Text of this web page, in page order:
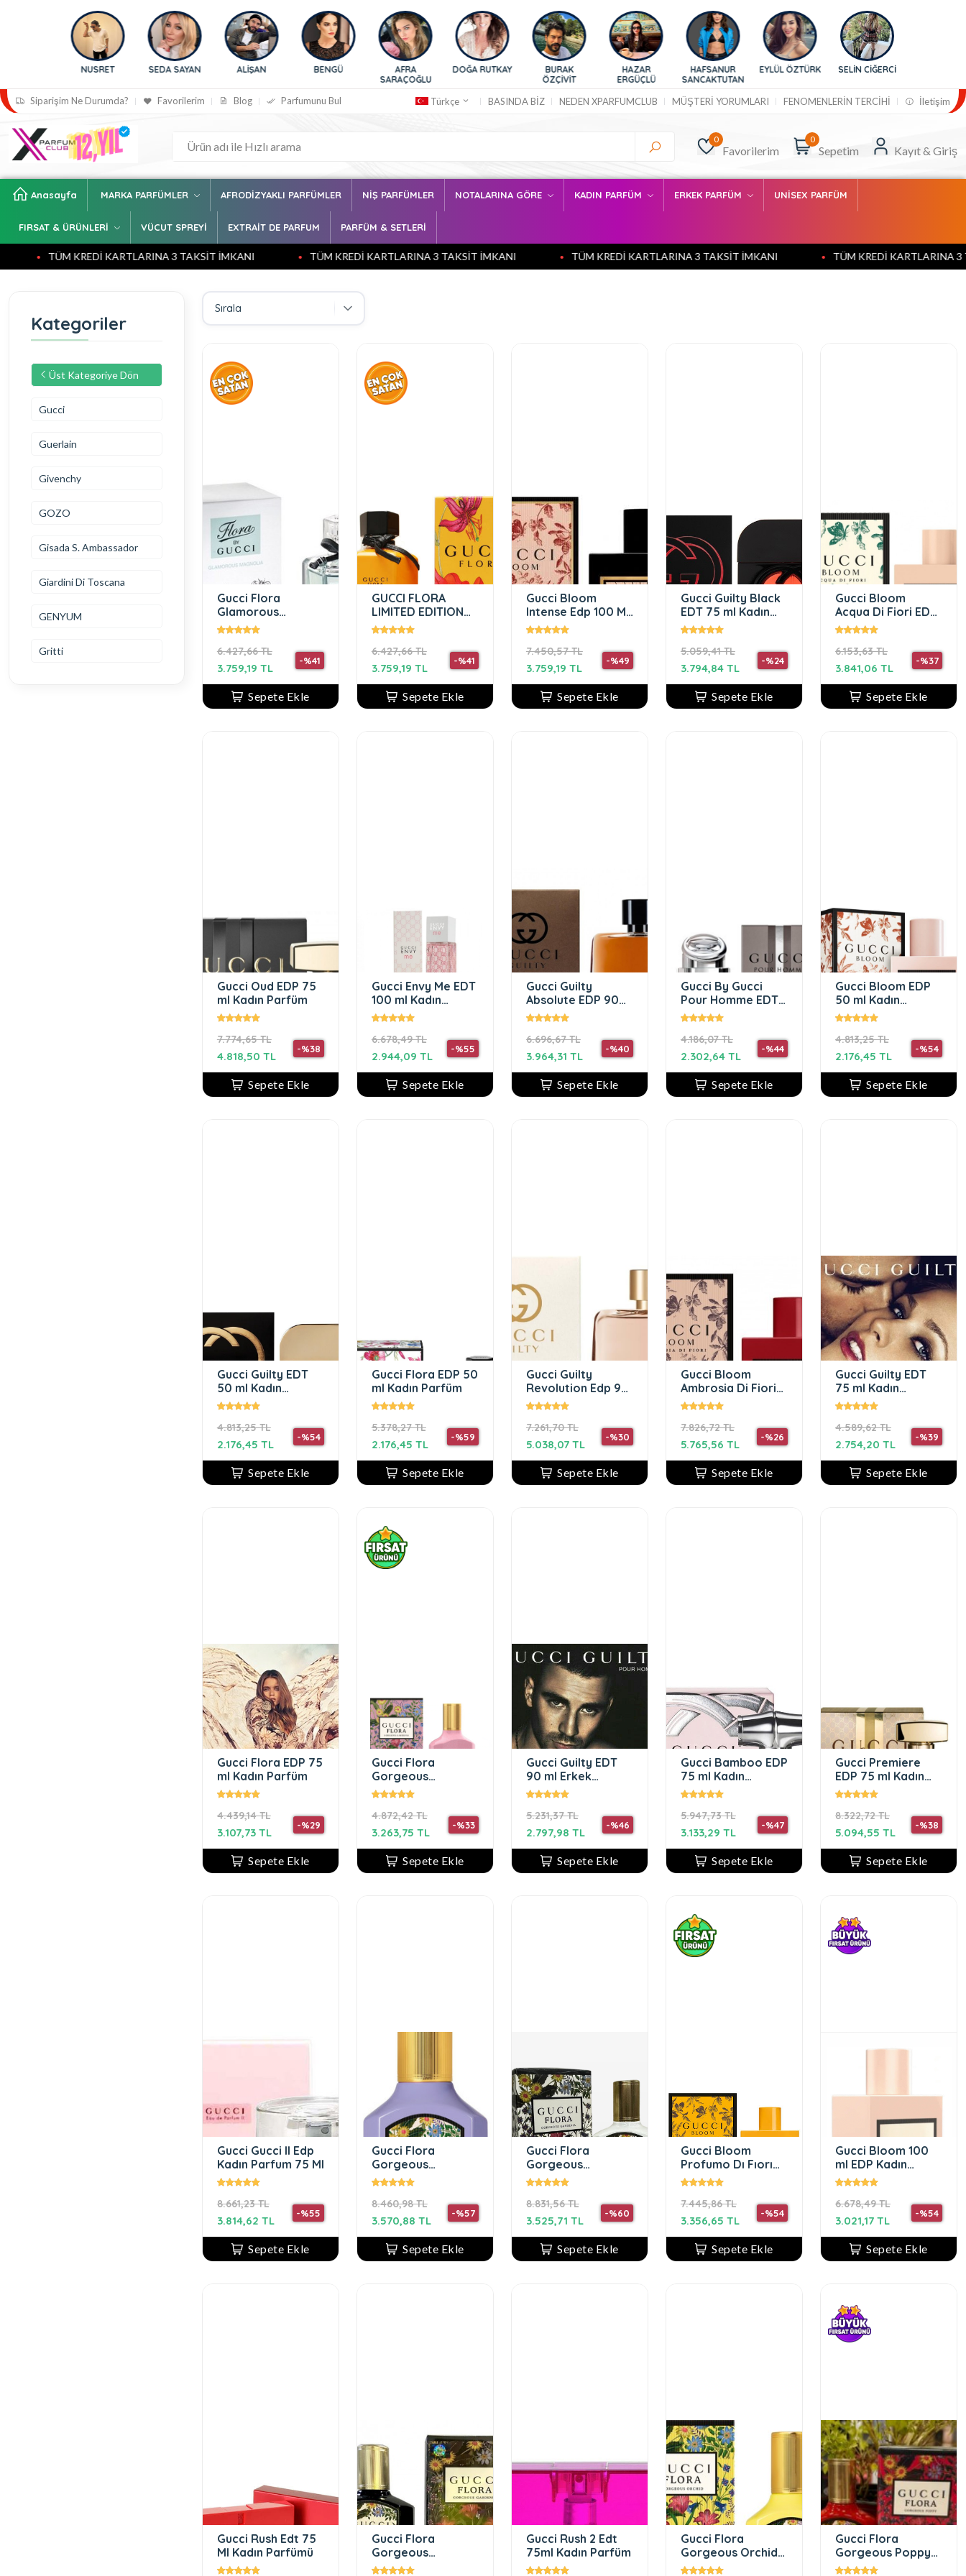
SEDA SAYAN ALİŞAN BENGÜ
SARAÇOĞLU
DOĞA RUTKAY
BURAK
HAZAR
ERGÜÇLÜ
HAFSANUR
SANCAKTUTAN
EYLÜL ÖZTÜRK SELİN CİĞERCİ
BURCU
Siparişim Ne Durumda? Favorilerim Blog Parfumunu Bul Türkçe BASINDA BİZ NEDEN XPARFUMCLUB MÜŞTERİ YORUMLARI FENOMENLERİN TERCİHİ İletişim
0
Favorilerim
0
Sepetim Kayıt & Giriş
Anasayfa MARKA PARFÜMLER AFRODİZYAKLI PARFÜMLER NİŞ PARFÜMLER NOTALARINA GÖRE KADIN PARFÜM ERKEK PARFÜM UNİSEX PARFÜM
FIRSAT & ÜRÜNLERİ VÜCUT SPREYİ EXTRAİT DE PARFUM PARFÜM & SETLERİ
TÜM KREDİ KARTLARINA 3 TAKSİT İMKANI TÜM KREDİ KARTLARINA 3 TAKSİT İMKANI TÜM KREDİ KARTLARINA 3 TAKSİT İMKANI TÜM KREDİ KARTLARINA 3 TAKSİT
Kategoriler
Üst Kategoriye Dön
Gucci
Guerlain
Givenchy
GOZO
Gisada S. Ambassador
Giardini Di Toscana
GENYUM
Gritti
Gucci Flora
Glamorous
Magnolia Edt 100
Ml Kadın Parfüm
6.427,66 TL
-%41
3.759,19 TL
Sepete Ekle
GUCCI FLORA
LIMITED EDITION
GORGEOUS
GARDENIA EDT
100ML YELLOW
KADIN PARFÜM
6.427,66 TL
-%41
3.759,19 TL
Sepete Ekle
Gucci Bloom
Intense Edp 100 Ml
Kadın Parfümü
7.450,57 TL
-%49
3.759,19 TL
Sepete Ekle
Gucci Guilty Black
EDT 75 ml Kadın
Parfüm
5.059,41 TL
-%24
3.794,84 TL
Sepete Ekle
Gucci Bloom
Acqua Di Fiori EDT
100 ml Kadın
Parfüm
6.153,63 TL
-%37
3.841,06 TL
Sepete Ekle
Gucci Oud EDP 75
ml Kadın Parfüm
7.774,65 TL
-%38
4.818,50 TL
Sepete Ekle
Gucci Envy Me EDT
100 ml Kadın
Parfüm
6.678,49 TL
-%55
2.944,09 TL
Sepete Ekle
Gucci Guilty
Absolute EDP 90
ml Erkek Parfüm
6.696,67 TL
-%40
3.964,31 TL
Sepete Ekle
Gucci By Gucci
Pour Homme EDT
50 ml Erkek
Parfüm
4.186,07 TL
-%44
2.302,64 TL
Sepete Ekle
Gucci Bloom EDP
50 ml Kadın
Parfüm
4.813,25 TL
-%54
2.176,45 TL
Sepete Ekle
Gucci Guilty EDT
50 ml Kadın
Parfüm
4.813,25 TL
-%54
2.176,45 TL
Sepete Ekle
Gucci Flora EDP 50
ml Kadın Parfüm
5.378,27 TL
-%59
2.176,45 TL
Sepete Ekle
Gucci Guilty
Revolution Edp 90
Ml Kadın Parfüm
7.261,70 TL
-%30
5.038,07 TL
Sepete Ekle
Gucci Bloom
Ambrosia Di Fiori
EDP 100 ml Kadın
Parfüm
7.826,72 TL
-%26
5.765,56 TL
Sepete Ekle
Gucci Guilty EDT
75 ml Kadın
Parfüm
4.589,62 TL
-%39
2.754,20 TL
Sepete Ekle
Gucci Flora EDP 75
ml Kadın Parfüm
4.439,14 TL
-%29
3.107,73 TL
Sepete Ekle
Gucci Flora
Gorgeous
Gardenia EDP 100
ml Kadın Parfüm
4.872,42 TL
-%33
3.263,75 TL
Sepete Ekle
Gucci Guilty EDT
90 ml Erkek
Parfüm
5.231,37 TL
-%46
2.797,98 TL
Sepete Ekle
Gucci Bamboo EDP
75 ml Kadın
Parfüm
5.947,73 TL
-%47
3.133,29 TL
Sepete Ekle
Gucci Premiere
EDP 75 ml Kadın
Parfüm
8.322,72 TL
-%38
5.094,55 TL
Sepete Ekle
Gucci Gucci II Edp
Kadın Parfum 75 Ml
8.661,23 TL
-%55
3.814,62 TL
Sepete Ekle
Gucci Flora
Gorgeous
Magnolia Edp 100
Ml kadın parfümü
8.460,98 TL
-%57
3.570,88 TL
Sepete Ekle
Gucci Flora
Gorgeous
Gardenia Kadın
Parfüm Edp 100 Ml
8.831,56 TL
-%60
3.525,71 TL
Sepete Ekle
Gucci Bloom
Profumo Dı Fıorı
Edp 100 Ml
7.445,86 TL
-%54
3.356,65 TL
Sepete Ekle
Gucci Bloom 100
ml EDP Kadın
Parfüm
6.678,49 TL
-%54
3.021,17 TL
Sepete Ekle
Gucci Rush Edt 75
Ml Kadın Parfümü
Gucci Flora
Gorgeous
Gardenia EDP 100
Gucci Rush 2 Edt
75ml Kadın Parfüm
Gucci Flora
Gorgeous Orchid
Edp 100 Ml edp
Gucci Flora
Gorgeous Poppy
EDP 100 ml Kadin